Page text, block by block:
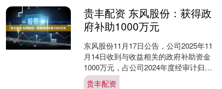
贵丰配资 东风股份：获得政
府补助1000万元
东风股份11月17日公告，公司2025年11
月14日收到与收益相关的政府补助资金
1000万元，占公司2024年度经审计归属
于上市公司股东净利润的34.29%。上....
贵丰配资